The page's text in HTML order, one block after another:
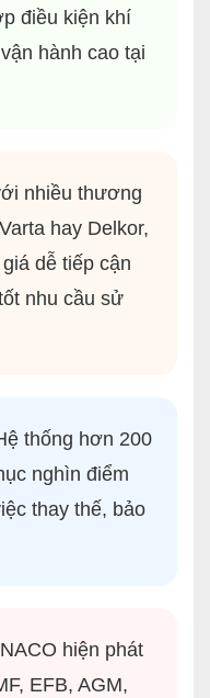
điều kiện khí
hành cao tại
nhiều thương
hay Delkor,
dễ tiếp cận
nhu cầu sử
thống hơn 200
nghìn điểm
thay thế, bảo
hiện phát
EFB, AGM,